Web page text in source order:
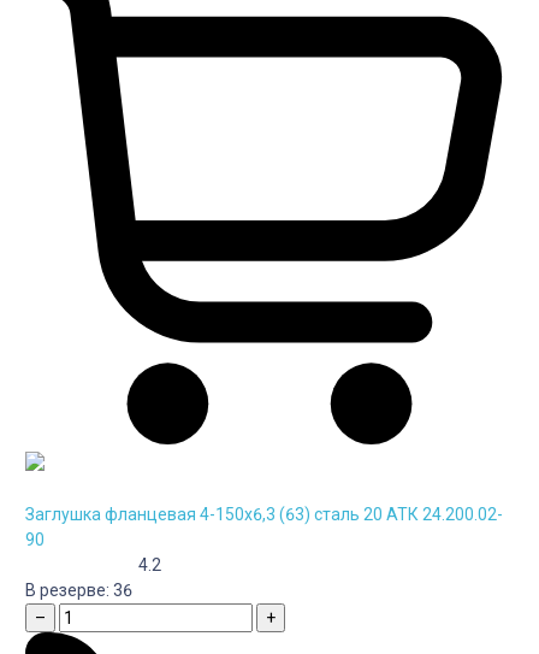
Заглушка фланцевая 4-150х6,3 (63) сталь 20 АТК 24.200.02-
90
4.2
В резерве: 36
–
+